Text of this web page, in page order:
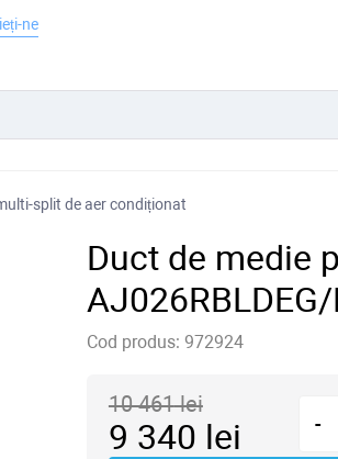
ne
split de aer condiționat
Duct de medie
AJ026RBLDEG/
Cod produs: 972924
10 461lei
9 340 lei -